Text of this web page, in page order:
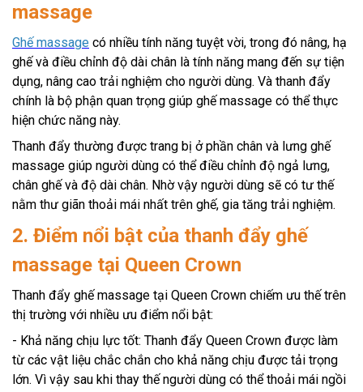
massage
Ghế massage có nhiều tính năng tuyệt vời, trong đó nâng, hạ
ghế và điều chỉnh độ dài chân là tính năng mang đến sự tiện
dụng, nâng cao trải nghiệm cho người dùng. Và thanh đẩy
chính là bộ phận quan trọng giúp ghế massage có thể thực
hiện chức năng này.
Thanh đẩy thường được trang bị ở phần chân và lưng ghế
massage giúp người dùng có thể điều chỉnh độ ngả lưng,
chân ghế và độ dài chân. Nhờ vậy người dùng sẽ có tư thế
nằm thư giãn thoải mái nhất trên ghế, gia tăng trải nghiệm.
2. Điểm nổi bật của thanh đẩy ghế
massage tại Queen Crown
Thanh đẩy ghế massage tại Queen Crown chiếm ưu thế trên
thị trường với nhiều ưu điểm nổi bật:
- Khả năng chịu lực tốt: Thanh đẩy Queen Crown được làm
từ các vật liệu chắc chắn cho khả năng chịu được tải trọng
lớn. Vì vậy sau khi thay thế người dùng có thể thoải mái ngồi